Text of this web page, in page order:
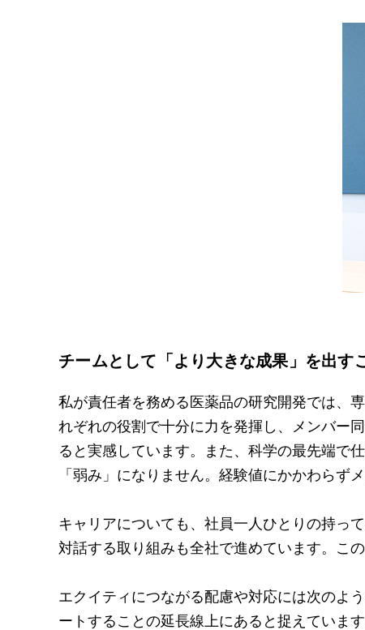
チームとして「より大きな成果」を出す
私が責任者を務める医薬品の研究開発では、
れぞれの役割で十分に力を発揮し、メンバー
ると実感しています。また、科学の最先端で
「弱み」になりません。経験値にかかわらず
キャリアについても、社員一人ひとりの持っ
対話する取り組みも全社で進めています。こ
エクイティにつながる配慮や対応には次のよ
ートすることの延長線上にあると捉えています